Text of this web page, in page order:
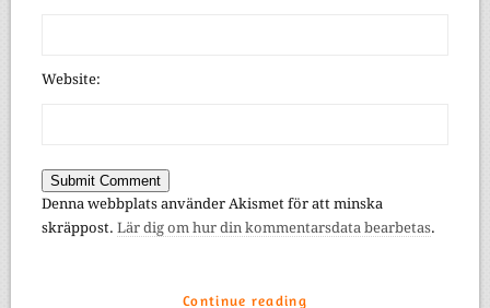
Website:
Denna webbplats använder Akismet för att minska
skräppost. Lär dig om hur din kommentarsdata bearbetas.
Continue reading